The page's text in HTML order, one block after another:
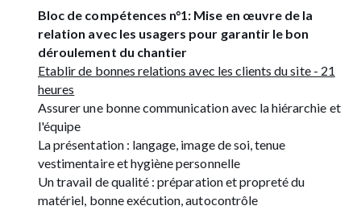
Bloc de compétences n°1: Mise en œuvre de la
relation avec les usagers pour garantir le bon
déroulement du chantier
Etablir de bonnes relations avec les clients du site - 21
heures
Assurer une bonne communication avec la hiérarchie et
l'équipe
La présentation : langage, image de soi, tenue
vestimentaire et hygiène personnelle
Un travail de qualité : préparation et propreté du
matériel, bonne exécution, autocontrôle